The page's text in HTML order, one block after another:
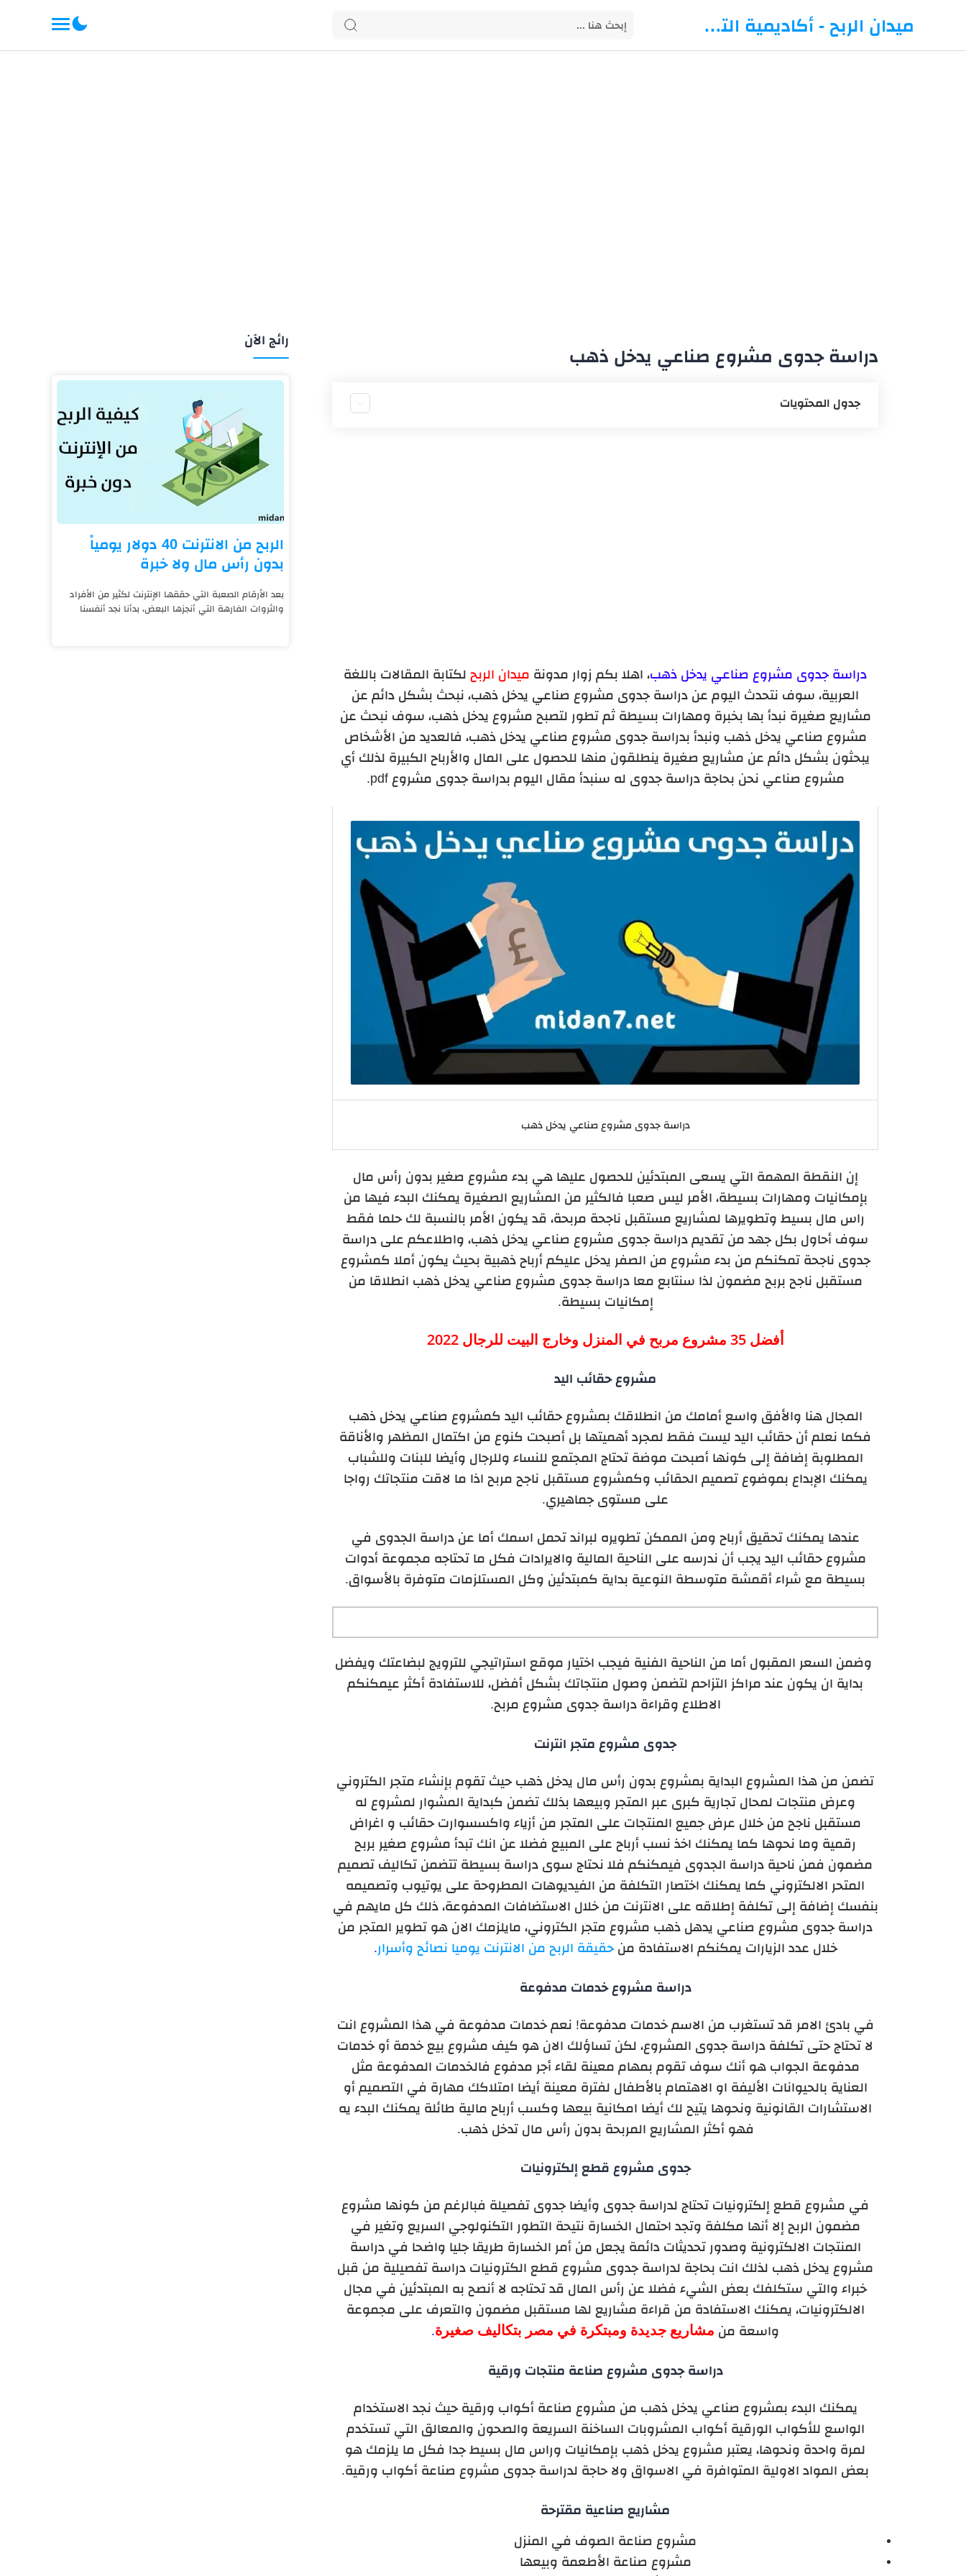
ميدان الربح - أكاديمية التداول
دراسة جدوى مشروع صناعي يدخل ذهب
جدول المحتويات
دراسة جدوى مشروع صناعي يدخل ذهب، اهلا بكم زوار مدونة ميدان الربح لكتابة المقالات باللغة
العربية، سوف نتحدث اليوم عن دراسة جدوى مشروع صناعي يدخل ذهب، نبحث بشكل دائم عن
مشاريع صغيرة نبدأ بها بخبرة ومهارات بسيطة ثم تطور لتصبح مشروع يدخل ذهب، سوف نبحث عن
مشروع صناعي يدخل ذهب ونبدأ بدراسة جدوى مشروع صناعي يدخل ذهب، فالعديد من الأشخاص
يبحثون بشكل دائم عن مشاريع صغيرة ينطلقون منها للحصول على المال والأرباح الكبيرة لذلك أي
مشروع صناعي نحن بحاجة دراسة جدوى له سنبدأ مقال اليوم بدراسة جدوى مشروع pdf.
دراسة جدوى مشروع صناعي يدخل ذهب
إن النقطة المهمة التي يسعى المبتدئين للحصول عليها هي بدء مشروع صغير بدون رأس مال
بإمكانيات ومهارات بسيطة، الأمر ليس صعبا فالكثير من المشاريع الصغيرة يمكنك البدء فيها من
راس مال بسيط وتطويرها لمشاريع مستقبل ناجحة مربحة، قد يكون الأمر بالنسبة لك حلما فقط
سوف أحاول بكل جهد من تقديم دراسة جدوى مشروع صناعي يدخل ذهب، واطلاعكم على دراسة
جدوى ناجحة تمكنكم من بدء مشروع من الصفر يدخل عليكم أرباح ذهبية بحيث يكون أملا كمشروع
مستقبل ناجح بربح مضمون لذا سنتابع معا دراسة جدوى مشروع صناعي يدخل ذهب انطلاقا من
إمكانيات بسيطة.
أفضل 35 مشروع مربح في المنزل وخارج البيت للرجال 2022
مشروع حقائب اليد
المجال هنا والأفق واسع أمامك من انطلاقك بمشروع حقائب اليد كمشروع صناعي يدخل ذهب
فكما نعلم أن حقائب اليد ليست فقط لمجرد أهميتها بل أصبحت كنوع من اكتمال المظهر والأناقة
المطلوبة إضافة إلى كونها أصبحت موضة تحتاج المجتمع للنساء وللرجال وأيضا للبنات وللشباب
يمكنك الإبداع بموضوع تصميم الحقائب وكمشروع مستقبل ناجح مربح اذا ما لاقت منتجاتك رواجا
على مستوى جماهيري.
عندها يمكنك تحقيق أرباح ومن الممكن تطويره لبراند تحمل اسمك أما عن دراسة الجدوى في
مشروع حقائب اليد يجب أن ندرسه على الناحية المالية والايرادات فكل ما تحتاجه مجموعة أدوات
بسيطة مع شراء أقمشة متوسطة النوعية بداية كمبتدئين وكل المستلزمات متوفرة بالأسواق.
وضمن السعر المقبول أما من الناحية الفنية فيجب اختيار موقع استراتيجي للترويج لبضاعتك ويفضل
بداية ان يكون عند مراكز التزاحم لتضمن وصول منتجاتك بشكل أفضل، للاستفادة أكثر عيمكنكم
الاطلاع وقراءة دراسة جدوى مشروع مربح.
جدوى مشروع متجر انترنت
تضمن من هذا المشروع البداية بمشروع بدون رأس مال يدخل ذهب حيث تقوم بإنشاء متجر الكتروني
وعرض منتجات لمحال تجارية كبرى عبر المتجر وبيعها بذلك تضمن كبداية المشوار لمشروع له
مستقبل ناجح من خلال عرض جميع المنتجات على المتجر من أزياء واكسسوارت حقائب و اغراض
رقمية وما نحوها كما يمكنك اخذ نسب أرباح على المبيع فضلا عن انك تبدأ مشروع صغير بربح
مضمون فمن ناحية دراسة الجدوى فيمكنكم فلا نحتاج سوى دراسة بسيطة تتضمن تكاليف تصميم
المتحر الالكتروني كما يمكنك اختصار التكلفة من الفيديوهات المطروحة على يوتيوب وتصميمه
بنفسك إضافة إلى تكلفة إطلاقه على الانترنت من خلال الاستضافات المدفوعة، ذلك كل مايهم في
دراسة جدوى مشروع صناعي يدهل ذهب مشروع متجر الكتروني، مايلزمك الان هو تطوير المتجر من
خلال عدد الزيارات يمكنكم الاستفادة منحقيقة الربح من الانترنت يوميا نصائح وأسرار.
دراسة مشروع خدمات مدفوعة
في بادئ الامر قد تستغرب من الاسم خدمات مدفوعة! نعم خدمات مدفوعة في هذا المشروع انت
لا تحتاج حتى تكلفة دراسة جدوى المشروع، لكن تساؤلك الان هو كيف مشروع بيع خدمة أو خدمات
مدفوعة الجواب هو أنك سوف تقوم بمهام معينة لقاء أجر مدفوع فالخدمات المدفوعة مثل
العناية بالحيوانات الأليفة او الاهتمام بالأطفال لفترة معينة أيضا امتلاكك مهارة في التصميم أو
الاستشارات القانونية ونحوها يتيح لك أيضا امكانية بيعها وكسب أرباح مالية طائلة يمكنك البدء يه
فهو أكثر المشاريع المربحة بدون رأس مال تدخل ذهب.
جدوى مشروع قطع إلكترونيات
في مشروع قطع إلكترونيات تحتاج لدراسة جدوى وأيضا جدوى تفصيلة فبالرغم من كونها مشروع
مضمون الربح إلا أنها مكلفة وتجد احتمال الخسارة نتيحة التطور التكنولوجي السريع وتغير في
المنتجات الالكترونية وصدور تحديثات دائمة يجعل من أمر الخسارة طريقا جليا واضحا في دراسة
مشروع يدخل ذهب لذلك انت بحاجة لدراسة جدوى مشروع قطع الكترونيات دراسة تفصيلية من قبل
خبراء والتي ستكلفك بعض الشيء فضلا عن رأس المال قد تحتاجه لا أنصح به المبتدئين في مجال
الالكترونيات، يمكنك الاستفادة من قراءة مشاريع لها مستقبل مضمون والتعرف على مجموعة
واسعة من مشاريع جديدة ومبتكرة في مصر بتكاليف صغيرة.
دراسة جدوى مشروع صناعة منتجات ورقية
يمكنك البدء بمشروع صناعي يدخل ذهب من مشروع صناعة أكواب ورقية حيث نجد الاستخدام
الواسع للأكواب الورقية أكواب المشروبات الساخنة السريعة والصحون والمعالق التي تستخدم
لمرة واحدة ونحوها، يعتبر مشروع يدخل ذهب بإمكانيات وراس مال بسيط جدا فكل ما يلزمك هو
بعض المواد الاولية المتوافرة في الاسواق ولا حاجة لدراسة جدوى مشروع صناعة أكواب ورقية.
مشاريع صناعية مقترحة
مشروع صناعة الصوف في المنزل
مشروع صناعة الأطعمة وبيعها
رائج الآن
الربح من الانترنت 40 دولار يومياً
بدون رأس مال ولا خبرة
بعد الأرقام الصعبة التي حققها الإنترنت لكثير من الأفراد
والثروات الفارهة التي أنجزها البعض، بدأنا نجد أنفسنا